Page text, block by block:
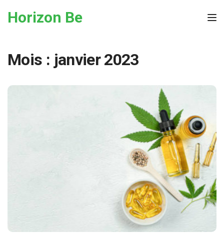
Horizon Be
Mois : janvier 2023